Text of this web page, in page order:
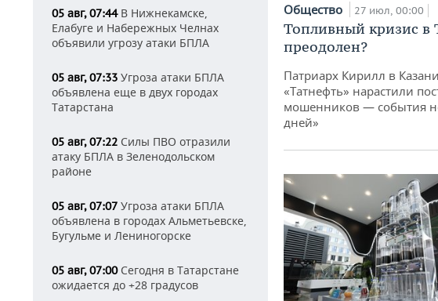
05 авг, 07:44В Нижнекамске,
Елабуге и Набережных Челнах
объявили угрозу атаки БПЛА
05 авг, 07:33 Угроза атаки БПЛА
объявлена еще в двух городах
Татарстана
05 авг, 07:22 Силы ПВО отразили
атаку БПЛА в Зеленодольском
районе
05 авг, 07:07 Угроза атаки БПЛА
объявлена в городах Альметьевске,
Бугульме и Лениногорске
05 авг, 07:00Сегодня в Татарстане
ожидается до +28 градусов
Общество 27 июл, 00:00
Топливный кризис в
преодолен?
Патриарх Кирилл в
«Татнефть» нарастили
мошенников — события
дней»